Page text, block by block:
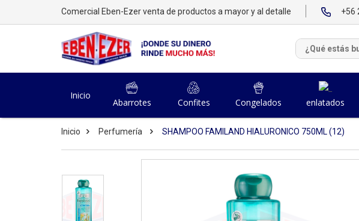
Comercial Eben-Ezer venta de productos a mayor y al detalle +56
Inicio
Abarrotes Confites Congelados enlatados
Inicio Perfumería SHAMPOO FAMILAND HIALURONICO 750ML (12)